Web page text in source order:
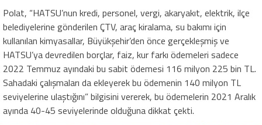
Polat, “HATSU’nun kredi, personel, vergi, akaryakıt, elektrik, ilçe
belediyelerine gönderilen ÇTV, araç kiralama, su bakımı için
kullanılan kimyasallar, Büyükşehir’den önce gerçekleşmiş ve
HATSU’ya devredilen borçlar, faiz, kur farkı ödemeleri sadece
2022 Temmuz ayındaki bu sabit ödemesi 116 milyon 225 bin TL.
Sahadaki çalışmaları da ekleyerek bu ödemenin 140 milyon TL
seviyelerine ulaştığını” bilgisini vererek, bu ödemelerin 2021 Aralık
ayında 40-45 seviyelerinde olduğuna dikkat çekti.